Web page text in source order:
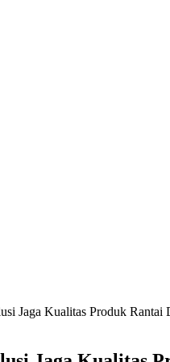
Jaga Kualitas Produk Rantai